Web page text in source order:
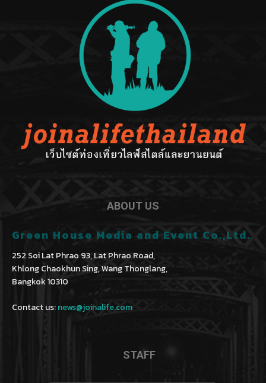
ABOUT US
Green House Media and Event Co.,Ltd.
252 Soi Lat Phrao 93, Lat Phrao Road,
Khlong Chaokhun Sing, Wang Thonglang,
Bangkok 10310
Contact us:news@joinalife.com
STAFF